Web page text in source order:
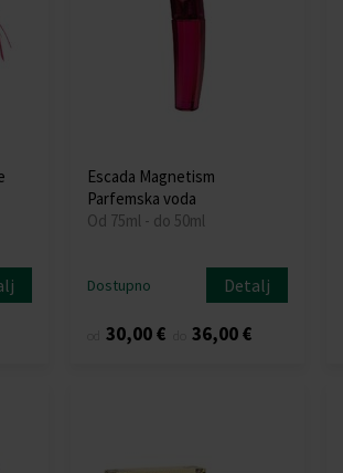
Escada Magnetism
Parfemska voda
Od 75ml - do 50ml
Dostupno Detalj
30,00 € 36,00 €